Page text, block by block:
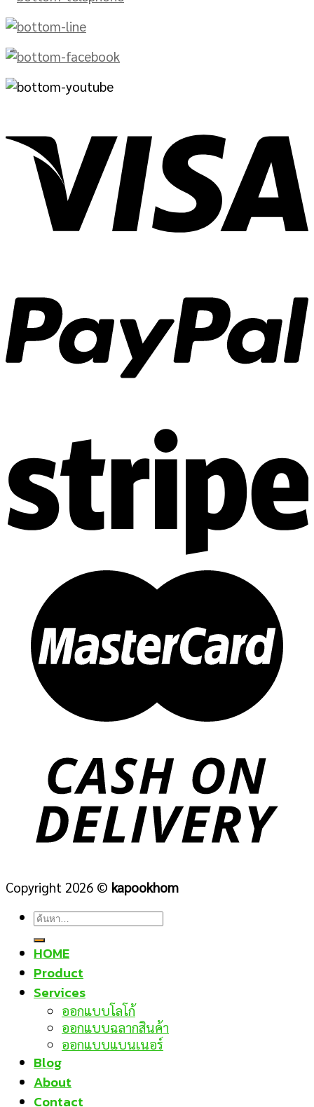
Copyright 2026 © kapookhom
ค้นหา:
HOME
Product
Services
ออกแบบโลโก้
ออกแบบฉลากสินค้า
ออกแบบแบนเนอร์
Blog
About
Contact